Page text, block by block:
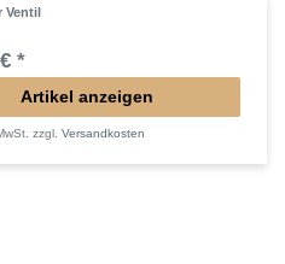
Ventil
*
Artikel anzeigen
zzgl.Versandkosten